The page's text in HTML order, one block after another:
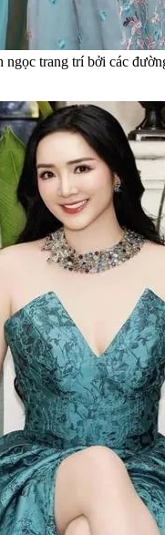
ngọc trang trí bởi các